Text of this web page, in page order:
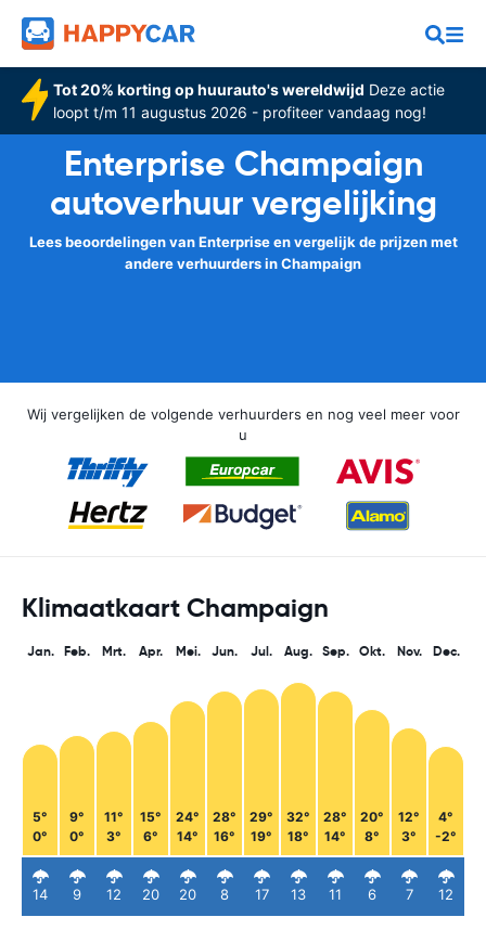
Tot 20% korting op huurauto's wereldwijd Deze actie
loopt t/m 11 augustus 2026 - profiteer vandaag nog!
Enterprise Champaign
autoverhuur vergelijking
Lees beoordelingen van Enterprise en vergelijk de prijzen met
andere verhuurders in Champaign
Wij vergelijken de volgende verhuurders en nog veel meer voor
u
Klimaatkaart Champaign
Jan.
5°
0°
14
Feb.
9°
0°
9
Mrt.
11°
3°
12
Apr.
15°
6°
20
Mei.
24°
14°
20
Jun.
28°
16°
8
Jul.
29°
19°
17
Aug.
32°
18°
13
Sep.
28°
14°
11
Okt.
20°
8°
6
Nov.
12°
3°
7
Dec.
4°
-2°
12